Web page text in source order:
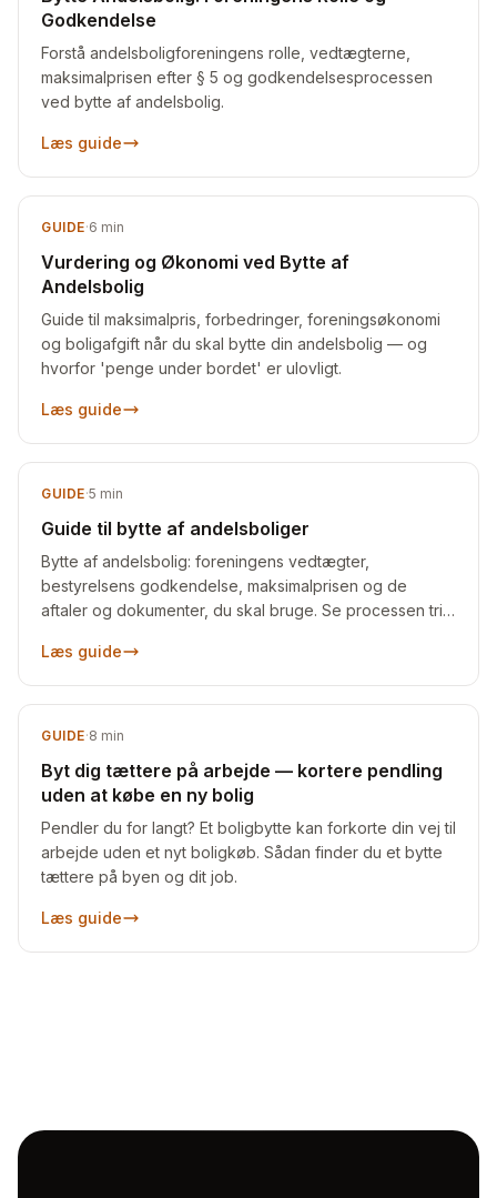
Godkendelse
Forstå andelsboligforeningens rolle, vedtægterne,
maksimalprisen efter § 5 og godkendelsesprocessen
ved bytte af andelsbolig.
Læs guide
GUIDE·6 min
Vurdering og Økonomi ved Bytte af
Andelsbolig
Guide til maksimalpris, forbedringer, foreningsøkonomi
og boligafgift når du skal bytte din andelsbolig — og
hvorfor 'penge under bordet' er ulovligt.
Læs guide
GUIDE·5 min
Guide til bytte af andelsboliger
Bytte af andelsbolig: foreningens vedtægter,
bestyrelsens godkendelse, maksimalprisen og de
aftaler og dokumenter, du skal bruge. Se processen trin
Læs guide
GUIDE·8 min
Byt dig tættere på arbejde — kortere pendling
uden at købe en ny bolig
Pendler du for langt? Et boligbytte kan forkorte din vej til
arbejde uden et nyt boligkøb. Sådan finder du et bytte
tættere på byen og dit job.
Læs guide